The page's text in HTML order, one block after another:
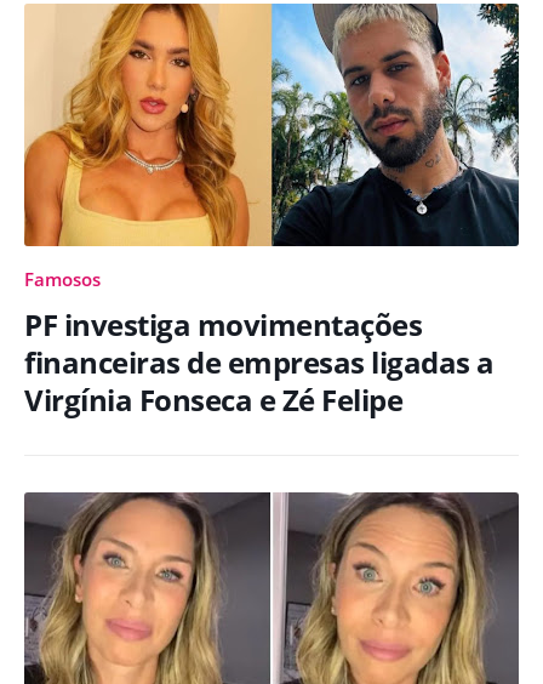
Famosos
PF investiga movimentações
financeiras de empresas ligadas a
Virgínia Fonseca e Zé Felipe